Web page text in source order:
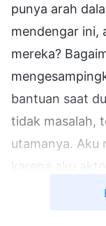
punya arah
mendengar ini,
mereka?
bantuan saat
tidak masalah,
utamanya. Aku
karena aku
bantuan, apa